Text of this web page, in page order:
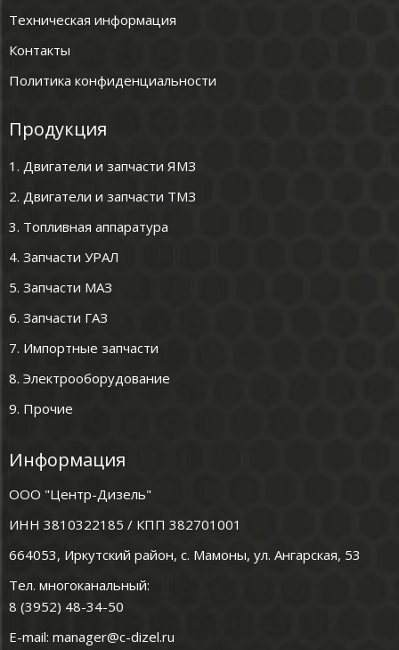
Техническая информация
Контакты
Политика конфиденциальности
Продукция
1. Двигатели и запчасти ЯМЗ
2. Двигатели и запчасти ТМЗ
3. Топливная аппаратура
4. Запчасти УРАЛ
5. Запчасти МАЗ
6. Запчасти ГАЗ
7. Импортные запчасти
8. Электрооборудование
9. Прочие
Информация
ООО "Центр-Дизель"
ИНН 3810322185 / КПП 382701001
664053, Иркутский район, с. Мамоны, ул. Ангарская, 53
Тел. многоканальный:
8 (3952) 48-34-50
E-mail: manager@c-dizel.ru